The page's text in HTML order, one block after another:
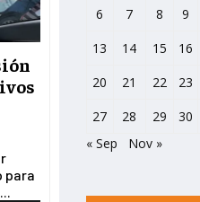
para
6
7 8 9
13
14 15 16
20
21 22 23
27
28 29 30
« Sep
Nov »